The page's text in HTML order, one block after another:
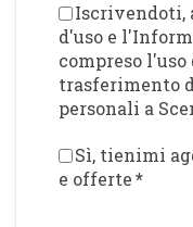
Iscrivendoti,
d'uso e
compreso
trasferimento
personali a
Sì, tienimi
e offerte*